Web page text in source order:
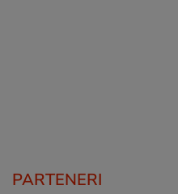
PARTENERI